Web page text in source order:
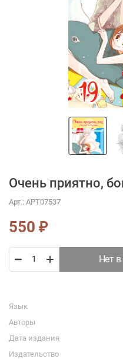
Очень приятно,
Арт.: АРТ07537
550 ₽
Нет
Язык
Авторы
Дата издания
Издательство